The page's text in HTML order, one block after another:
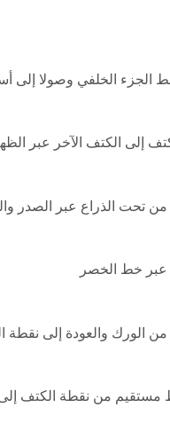
من نقطة الكتف